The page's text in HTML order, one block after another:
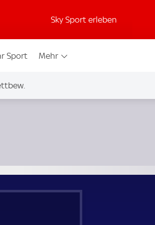
Sky Sport erleben
Sport Mehr